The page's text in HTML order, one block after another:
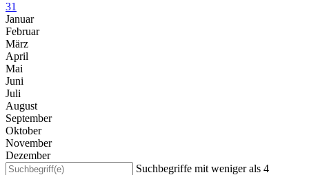
31
Januar
Februar
März
April
Mai
Juni
Juli
August
September
Oktober
November
Dezember
Suchbegriffe mit weniger als 4